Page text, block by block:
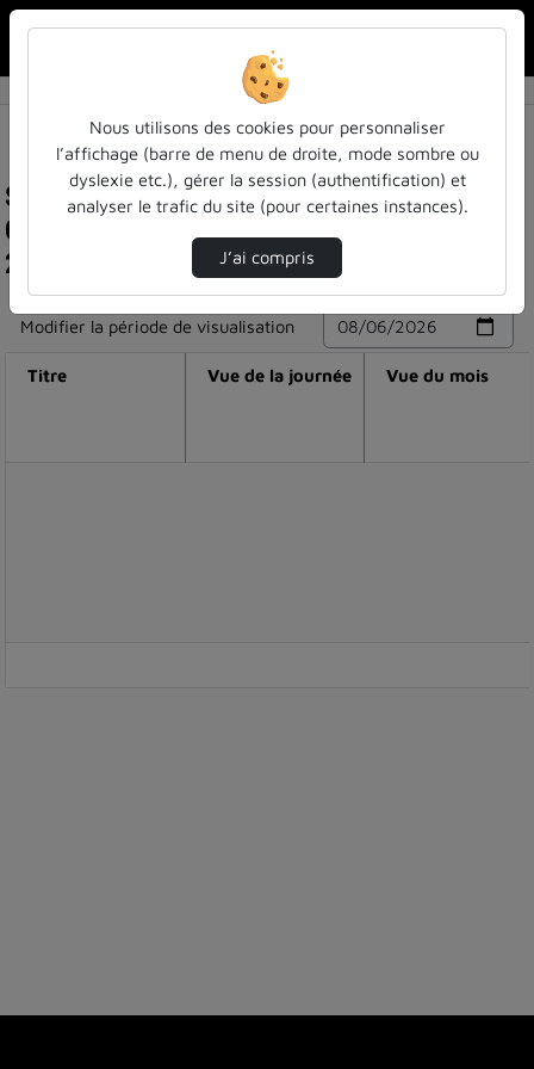
Statistiques de visualisation de la vidéo
Cérémonie des docteurs de la promotion 2022-
2023 de l'université de lorraine
Modifier la période de visualisation
Titre Vue de la journée Vue du mois
Nous utilisons des cookies pour personnaliser
l’affichage (barre de menu de droite, mode sombre ou
dyslexie etc.), gérer la session (authentification) et
analyser le trafic du site (pour certaines instances).
J’ai compris